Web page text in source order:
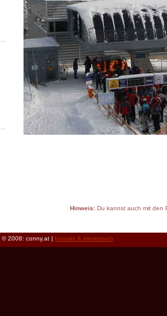
Hinweis:Du kannst auch mit den
© 2008: conny.at | kontakt & impressum